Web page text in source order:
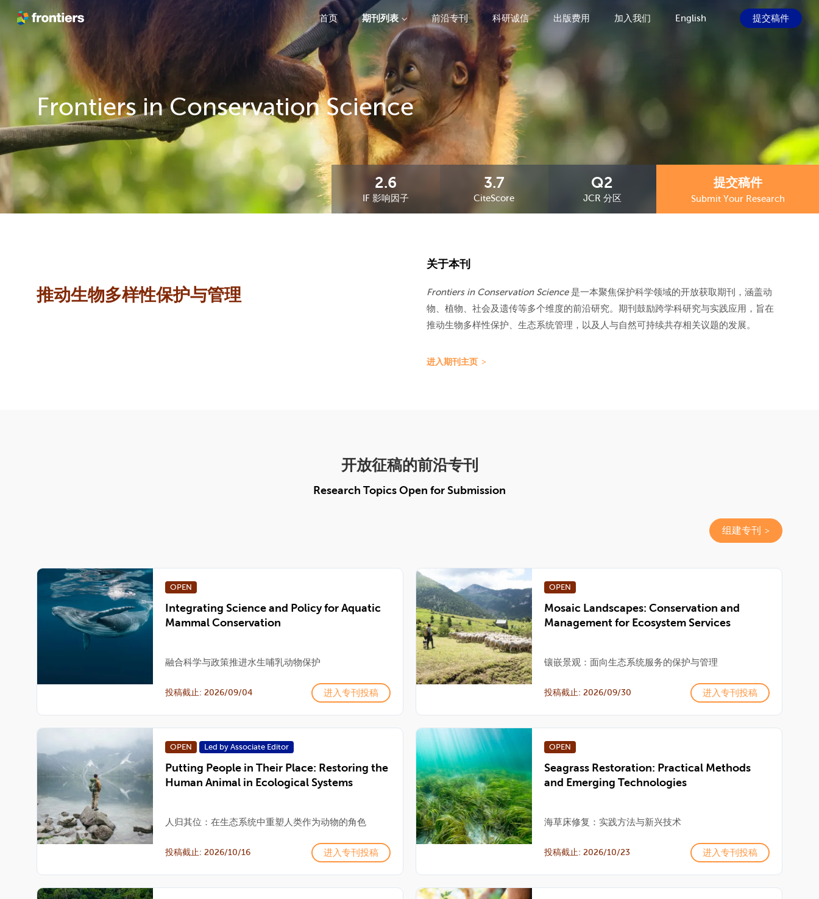
首页 期刊列表
精选潜力期刊
前沿专刊 科研诚信 出版费用 加入我们 English 提交稿件
Frontiers in Conservation Science
2.6
IF 影响因子
3.7
CiteScore
Q2
JCR 分区
提交稿件
Submit Your Research
推动生物多样性保护与管理
关于本刊
Frontiers in Conservation Science是一本聚焦保护科学领域的开放获取期刊，涵盖动
物、植物、社会及遗传等多个维度的前沿研究。期刊鼓励跨学科研究与实践应用，旨在
推动生物多样性保护、生态系统管理，以及人与自然可持续共存相关议题的发展。
进入期刊主页
开放征稿的前沿专刊
Research Topics Open for Submission
组建专刊
OPEN
Integrating Science and Policy for Aquatic
Mammal Conservation
融合科学与政策推进水生哺乳动物保护
投稿截止: 2026/09/04 进入专刊投稿
OPEN
Mosaic Landscapes: Conservation and
Management for Ecosystem Services
镶嵌景观：面向生态系统服务的保护与管理
投稿截止: 2026/09/30 进入专刊投稿
OPEN Led by Associate Editor
Putting People in Their Place: Restoring the
Human Animal in Ecological Systems
人归其位：在生态系统中重塑人类作为动物的角色
投稿截止: 2026/10/16 进入专刊投稿
OPEN
Seagrass Restoration: Practical Methods
and Emerging Technologies
海草床修复：实践方法与新兴技术
投稿截止: 2026/10/23 进入专刊投稿